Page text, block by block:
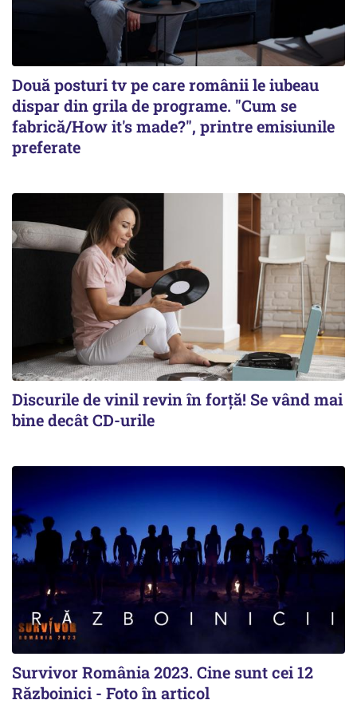
Două posturi tv pe care românii le iubeau
dispar din grila de programe. "Cum se
fabrică/How it's made?", printre emisiunile
preferate
Discurile de vinil revin în forţă! Se vând mai
bine decât CD-urile
Survivor România 2023. Cine sunt cei 12
Războinici - Foto în articol